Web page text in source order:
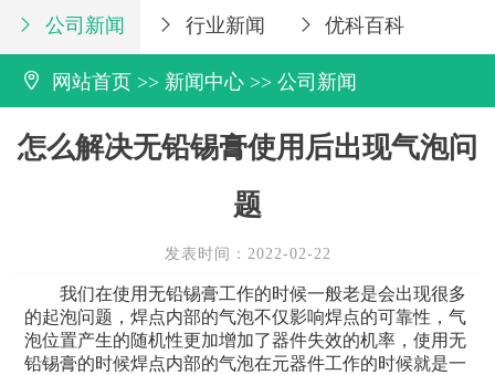
 公司新闻  行业新闻  优科百科
 网站首页 >> 新闻中心 >>公司新闻
怎么解决无铅锡膏使用后出现气泡问
题
发表时间：2022-02-22
我们在使用无铅锡膏工作的时候一般老是会出现很多
的起泡问题，焊点内部的气泡不仅影响焊点的可靠性，气
泡位置产生的随机性更加增加了器件失效的机率，使用无
铅锡膏的时候焊点内部的气泡在元器件工作的时候就是一